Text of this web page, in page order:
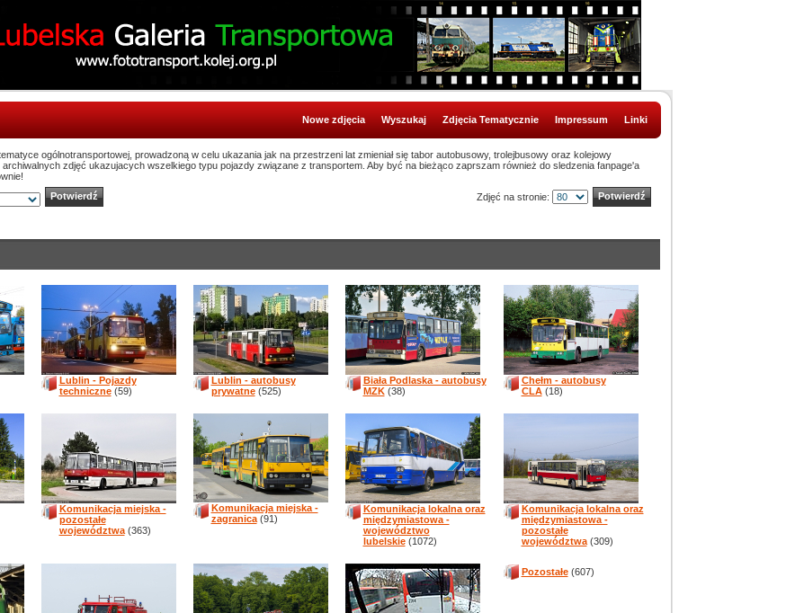
Nowe zdjęcia Wyszukaj Zdjęcia Tematycznie Impressum Linki
ogólnotransportowej, prowadzoną w celu ukazania jak na przestrzeni lat zmieniał się tabor autobusowy, trolejbusowy oraz kolejowy
zdjęć ukazujacych wszelkiego typu pojazdy związane z transportem. Aby być na bieżąco zaprszam również do sledzenia fanpage'a
Zdjęć na stronie:
Lublin - Pojazdy
techniczne(59)
Lublin - autobusy
prywatne(525)
Biała Podlaska - autobusy
MZK(38)
Chełm - autobusy
CLA(18)
Komunikacja miejska -
pozostałe
województwa(363)
Komunikacja miejska -
zagranica(91)
Komunikacja lokalna oraz
międzymiastowa -
województwo
lubelskie(1072)
Komunikacja lokalna oraz
międzymiastowa -
pozostałe
województwa(309)
Pozostałe(607)